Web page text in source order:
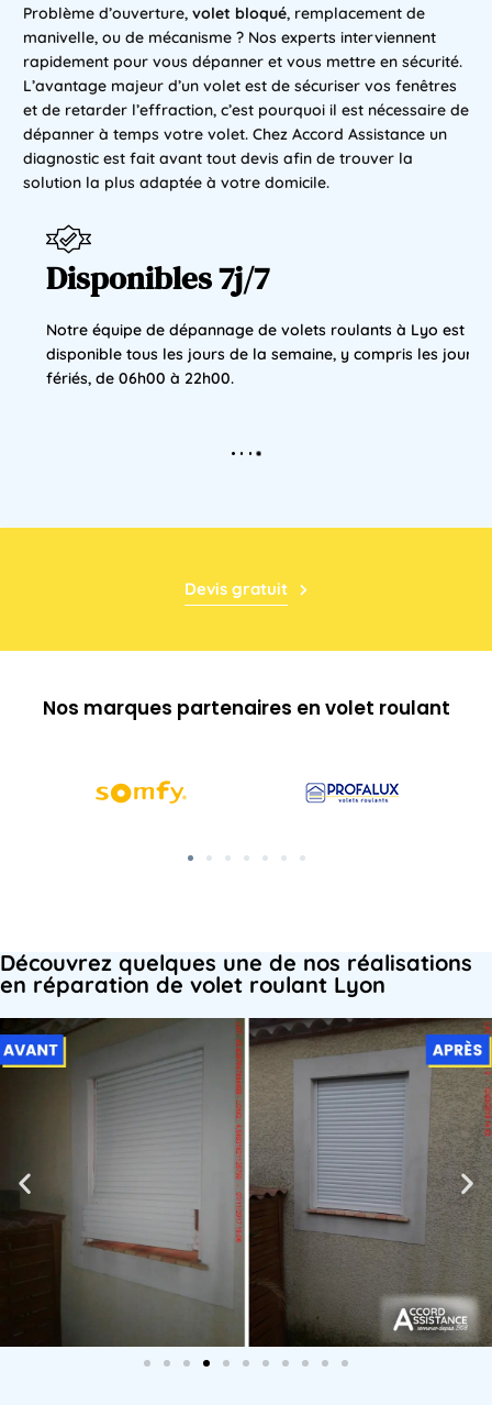
Problème d’ouverture, volet bloqué, remplacement de
manivelle, ou de mécanisme ? Nos experts interviennent
rapidement pour vous dépanner et vous mettre en sécurité.
L’avantage majeur d’un volet est de sécuriser vos fenêtres
et de retarder l’effraction, c’est pourquoi il est nécessaire de
dépanner à temps votre volet. Chez Accord Assistance un
diagnostic est fait avant tout devis afin de trouver la
solution la plus adaptée à votre domicile.
Disponibles 7j/7
Notre équipe de dépannage de volets roulants à Lyo est
disponible tous les jours de la semaine, y compris les jours
fériés, de 06h00 à 22h00.
Devis gratuit
Nos marques partenaires en volet roulant
Découvrez quelques une de nos réalisations
en réparation de volet roulant Lyon